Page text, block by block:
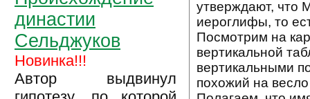
династии
Сельджуков
Новинка!!!
Автор выдвинул
утверждают, что
иероглифы, то
Посмотрим на
вертикальной
вертикальными
похожий на